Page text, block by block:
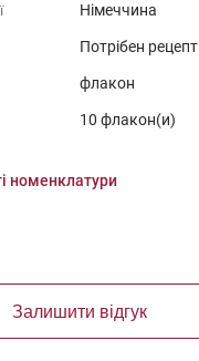
Німеччина
Потрібен рецепт
флакон
10 флакон(и)
номенклатури
Залишити відгук